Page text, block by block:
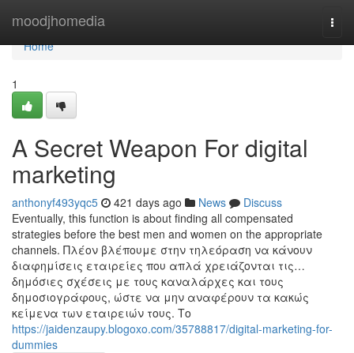
moodjhomedia
Home
Home
1
A Secret Weapon For digital
marketing
anthonyf493yqc5 421 days ago News
Discuss
Eventually, this function is about finding all compensated
strategies before the best men and women on the appropriate
channels. Πλέον βλέπουμε στην τηλεόραση να κάνουν
διαφημίσεις εταιρείες που απλά χρειάζονται τις…
δημόσιες σχέσεις με τους καναλάρχες και τους
δημοσιογράφους, ώστε να μην αναφέρουν τα κακώς
κείμενα των εταιρειών τους. Το
https://jaidenzaupy.blogoxo.com/35788817/digital-marketing-for-
dummies